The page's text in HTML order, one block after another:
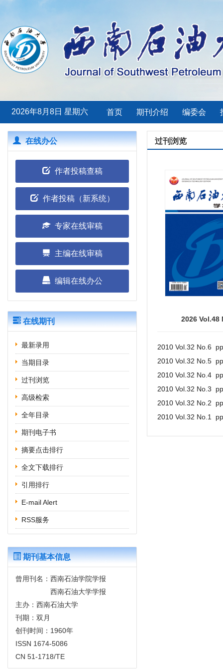
2026年8月8日 星期六 首页 期刊介绍 编委会
在线办公
作者投稿查稿
作者投稿（新系统）
专家在线审稿
主编在线审稿
编辑在线办公
在线期刊
最新录用
当期目录
过刊浏览
高级检索
全年目录
期刊电子书
摘要点击排行
全文下载排行
引用排行
E-mail Alert
RSS服务
期刊基本信息
曾用刊名：西南石油学院学报
西南石油大学学报
主办：西南石油大学
刊期：双月
创刊时间：1960年
ISSN 1674-5086
CN 51-1718/TE
过刊浏览
2026 Vol.48
2010 Vol.32 No.6
2010 Vol.32 No.5
2010 Vol.32 No.4
2010 Vol.32 No.3
2010 Vol.32 No.2
2010 Vol.32 No.1